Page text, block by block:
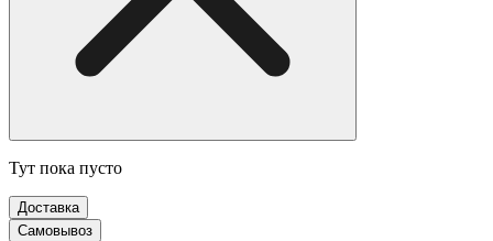
Тут пока пусто
Доставка
Самовывоз